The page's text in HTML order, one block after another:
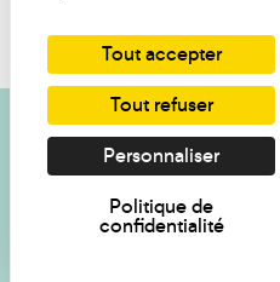
Je souhaite des
Inscrivez-vous
Tout accepter
Tout refuser
Personnaliser
Politique de
confidentialité